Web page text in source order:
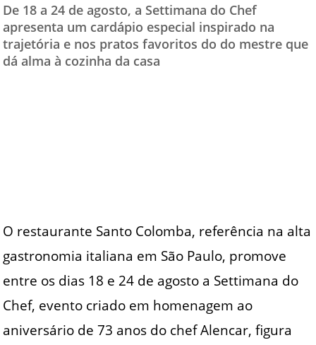
De 18 a 24 de agosto, a Settimana do Chef
apresenta um cardápio especial inspirado na
trajetória e nos pratos favoritos do do mestre que
dá alma à cozinha da casa
O restaurante Santo Colomba, referência na alta
gastronomia italiana em São Paulo, promove
entre os dias 18 e 24 de agosto a Settimana do
Chef, evento criado em homenagem ao
aniversário de 73 anos do chef Alencar, figura